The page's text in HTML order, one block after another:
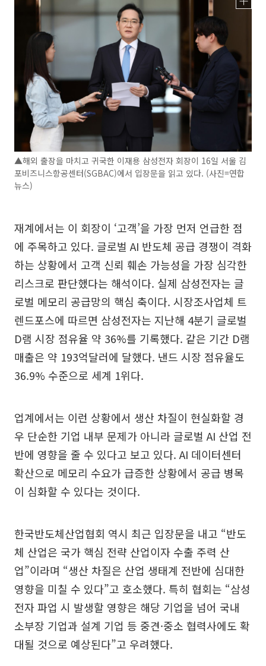
▲해외 출장을 마치고 귀국한 이재용 삼성전자 회장이 16일 서울 김
포비즈니스항공센터(SGBAC)에서 입장문을 읽고 있다. (사진=연합
뉴스)
재계에서는 이 회장이 ‘고객’을 가장 먼저 언급한 점
에 주목하고 있다. 글로벌 AI 반도체 공급 경쟁이 격화
하는 상황에서 고객 신뢰 훼손 가능성을 가장 심각한
리스크로 판단했다는 해석이다. 실제 삼성전자는 글
로벌 메모리 공급망의 핵심 축이다. 시장조사업체 트
렌드포스에 따르면 삼성전자는 지난해 4분기 글로벌
D램 시장 점유율 약 36%를 기록했다. 같은 기간 D램
매출은 약 193억달러에 달했다. 낸드 시장 점유율도
36.9% 수준으로 세계 1위다.
업계에서는 이런 상황에서 생산 차질이 현실화할 경
우 단순한 기업 내부 문제가 아니라 글로벌 AI 산업 전
반에 영향을 줄 수 있다고 보고 있다. AI 데이터센터
확산으로 메모리 수요가 급증한 상황에서 공급 병목
이 심화할 수 있다는 것이다.
한국반도체산업협회 역시 최근 입장문을 내고 “반도
체 산업은 국가 핵심 전략 산업이자 수출 주력 산
업”이라며 “생산 차질은 산업 생태계 전반에 심대한
영향을 미칠 수 있다”고 호소했다. 특히 협회는 “삼성
전자 파업 시 발생할 영향은 해당 기업을 넘어 국내
소부장 기업과 설계 기업 등 중견·중소 협력사에도 확
대될 것으로 예상된다”고 우려했다.